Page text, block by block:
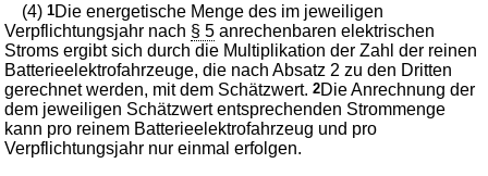
(4)1Die energetische Menge des im jeweiligen
Verpflichtungsjahr nach § 5 anrechenbaren elektrischen
Stroms ergibt sich durch die Multiplikation der Zahl der reinen
Batterieelektrofahrzeuge, die nach Absatz 2 zu den Dritten
gerechnet werden, mit dem Schätzwert.2Die Anrechnung der
dem jeweiligen Schätzwert entsprechenden Strommenge
kann pro reinem Batterieelektrofahrzeug und pro
Verpflichtungsjahr nur einmal erfolgen.